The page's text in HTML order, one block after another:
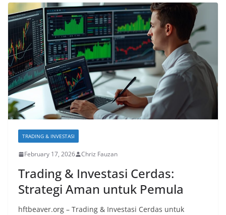
TRADING & INVESTASI
February 17, 2026 Chriz Fauzan
Trading & Investasi Cerdas:
Strategi Aman untuk Pemula
hftbeaver.org – Trading & Investasi Cerdas untuk